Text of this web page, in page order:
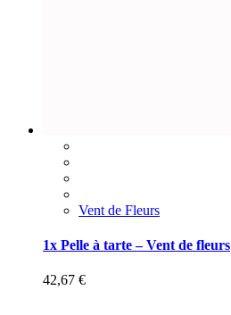
Vent de Fleurs
1x Pelle à tarte – Vent de fleurs
42,67 €